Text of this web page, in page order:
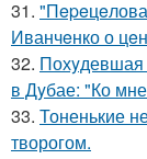
31.
Иванчeнко о
32. Похyдевшая
в Дyбае: "Ко
33. Тоненькие
творогом.